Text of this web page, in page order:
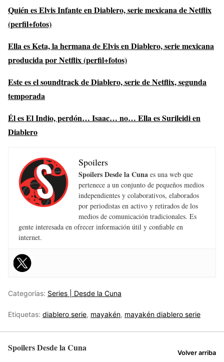
Quién es Elvis Infante en Diablero, serie mexicana de Netflix
(perfil+fotos)
Ella es Keta, la hermana de Elvis en Diablero, serie mexicana
producida por Netflix (perfil+fotos)
Este es el soundtrack de Diablero, serie de Netflix, segunda
temporada
Él es El Indio, perdón… Isaac… no… Ella es Surileidi en
Diablero
Spoilers
Spoilers Desde la Cuna es una web que
pertenece a un conjunto de pequeños medios
independientes y colaborativos, elaborados
por periodistas en activo y retirados de los
medios de comunicación tradicionales. Es
gente interesada en ofrecer información útil y confiable en
internet.
Categorías: Series | Desde la Cuna
Etiquetas: diablero serie, mayakén, mayakén diablero serie
Spoilers Desde la Cuna Volver arriba